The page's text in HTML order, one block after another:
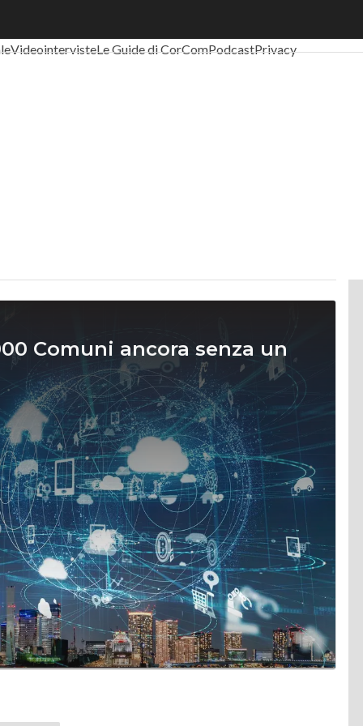
VideointervisteLe Guide di CorComPodcastPrivacy
Comuni ancora senza un